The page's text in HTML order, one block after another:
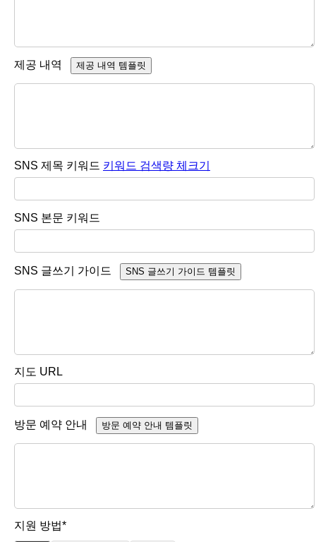
제공 내역 제공 내역 템플릿
SNS 제목 키워드 키워드 검색량 체크기
SNS 본문 키워드
SNS 글쓰기 가이드 SNS 글쓰기 가이드 템플릿
지도 URL
방문 예약 안내 방문 예약 안내 템플릿
지원 방법*